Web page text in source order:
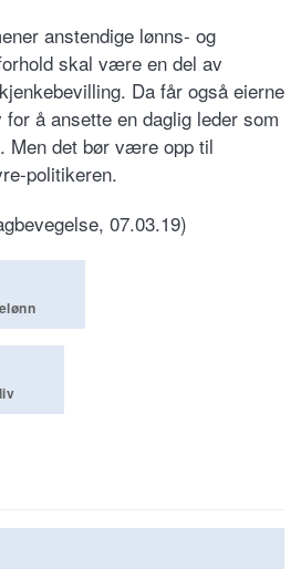
anstendige lønns- og
skal være en del av
Da får også eierne
å ansette en daglig leder som
Men det bør være opp til
politikeren.
07.03.19)